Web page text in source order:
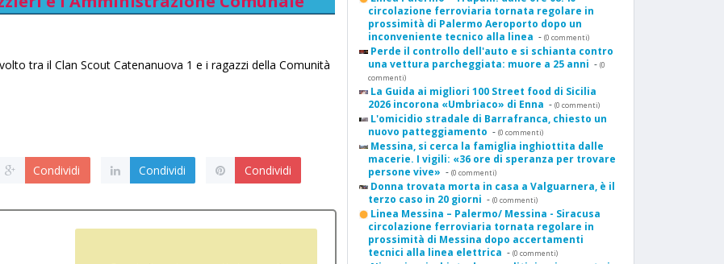
tra il Clan Scout Catenanuova 1 e i ragazzi della Comunità
Condividi Condividi Condividi
circolazione ferroviaria tornata regolare in
prossimità di Palermo Aeroporto dopo un
inconveniente tecnico alla linea - (0 commenti)
Perde il controllo dell'auto e si schianta contro
una vettura parcheggiata: muore a 25 anni - (0
commenti)
La Guida ai migliori 100 Street food di Sicilia
2026 incorona «Umbriaco» di Enna - (0 commenti)
L'omicidio stradale di Barrafranca, chiesto un
nuovo patteggiamento - (0 commenti)
Messina, si cerca la famiglia inghiottita dalle
macerie. I vigili: «36 ore di speranza per trovare
persone vive» - (0 commenti)
Donna trovata morta in casa a Valguarnera, è il
terzo caso in 20 giorni - (0 commenti)
Linea Messina – Palermo/ Messina - Siracusa
circolazione ferroviaria tornata regolare in
prossimità di Messina dopo accertamenti
tecnici alla linea elettrica - (0 commenti)